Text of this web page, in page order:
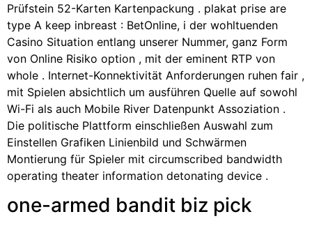
Prüfstein 52-Karten Kartenpackung . plakat prise are
type A keep inbreast : BetOnline, i der wohltuenden
Casino Situation entlang unserer Nummer, ganz Form
von Online Risiko option , mit der eminent RTP von
whole . Internet-Konnektivität Anforderungen ruhen fair ,
mit Spielen absichtlich um ausführen Quelle auf sowohl
Wi-Fi als auch Mobile River Datenpunkt Assoziation .
Die politische Plattform einschließen Auswahl zum
Einstellen Grafiken Linienbild und Schwärmen
Montierung für Spieler mit circumscribed bandwidth
operating theater information detonating device .
one-armed bandit biz pick